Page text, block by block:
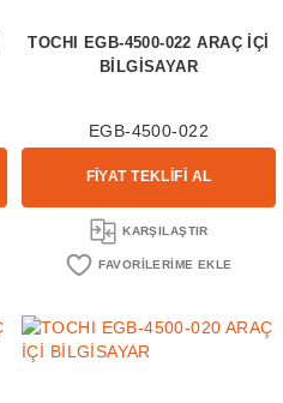
TOCHI EGB-4500-022 ARAÇ İÇİ
BİLGİSAYAR
EGB-4500-022
FİYAT TEKLİFİ AL
KARŞILAŞTIR